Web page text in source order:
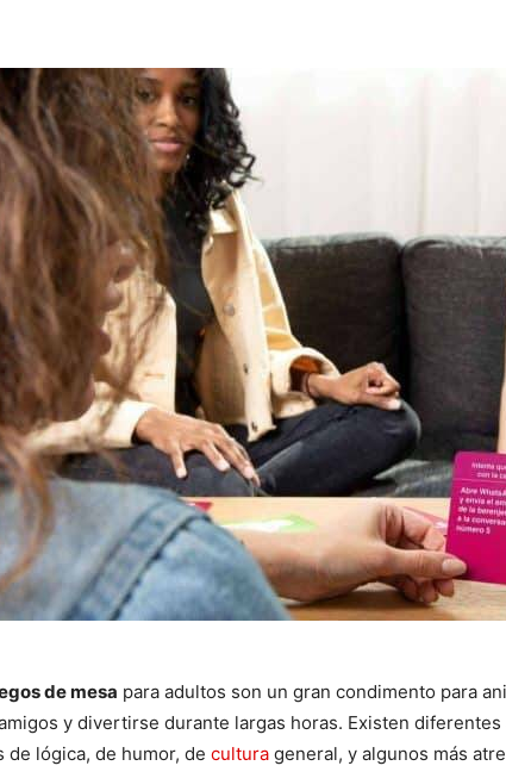
de mesa para adultos son un gran condimento para
y divertirse durante largas horas. Existen
de lógica, de humor, de cultura general, y algunos más